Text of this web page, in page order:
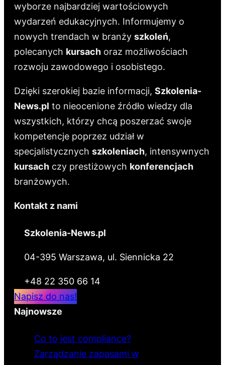
wyborze najbardziej wartościowych
wydarzeń edukacyjnych. Informujemy o
nowych trendach w branży szkoleń,
polecanych kursach oraz możliwościach
rozwoju zawodowego i osobistego.
Dzięki szerokiej bazie informacji, Szkolenia-
News.pl to nieocenione źródło wiedzy dla
wszystkich, którzy chcą poszerzać swoje
kompetencje poprzez udział w
specjalistycznych szkoleniach, intensywnych
kursach czy prestiżowych konferencjach
branżowych.
Kontakt z nami
Szkolenia-News.pl
04-395 Warszawa, ul. Siennicka 22
+48 22 350 66 14
Napisz do nas!
Najnowsze
Co to jest compliance?
Zarządzanie zapasami w